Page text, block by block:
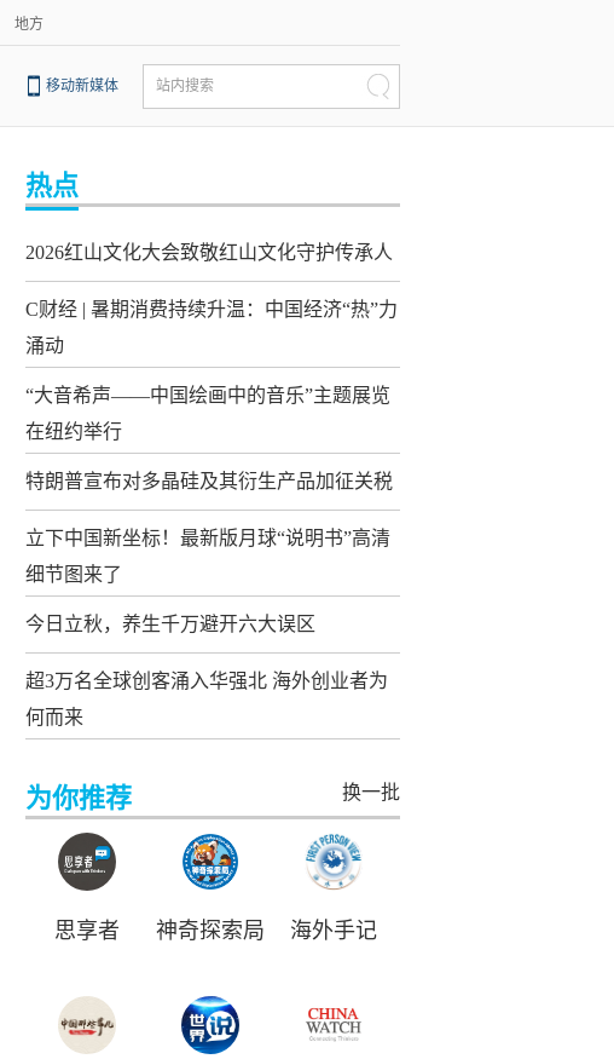
地方
移动新媒体 站内搜索
热点
2026红山文化大会致敬红山文化守护传承人
C财经 | 暑期消费持续升温：中国经济“热”力
涌动
“大音希声——中国绘画中的音乐”主题展览
在纽约举行
特朗普宣布对多晶硅及其衍生产品加征关税
立下中国新坐标！最新版月球“说明书”高清
细节图来了
今日立秋，养生千万避开六大误区
超3万名全球创客涌入华强北 海外创业者为
何而来
为你推荐 换一批
思享者 神奇探索局 海外手记